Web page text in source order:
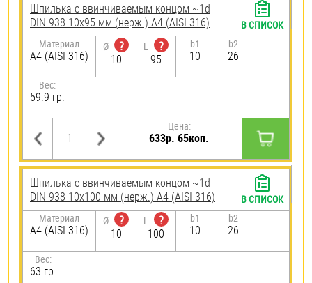
Шпилька c ввинчиваемым концом ~1d
DIN 938 10х95 мм (нерж.) A4 (AISI 316)
Материал
A4 (AISI 316)
Ø
?
10
L
?
95
b1
10
b2
26
Вес:
59.9 гр.
Цена:
633р. 65коп.
В СПИСОК
Шпилька c ввинчиваемым концом ~1d
DIN 938 10х100 мм (нерж.) A4 (AISI 316)
Материал
A4 (AISI 316)
Ø
?
10
L
?
100
b1
10
b2
26
Вес:
63 гр.
В СПИСОК